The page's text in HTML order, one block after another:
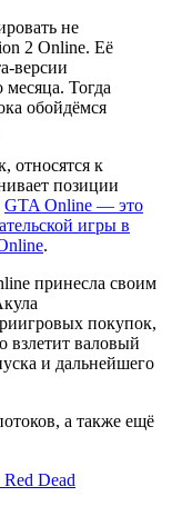
не
2 Online. Её
версии
Тогда
обойдёмся
относятся к
позиции
GTA Online — это
игры в
.
принесла своим
покупок,
взлетит валовый
и дальнейшего
а также ещё
Dead